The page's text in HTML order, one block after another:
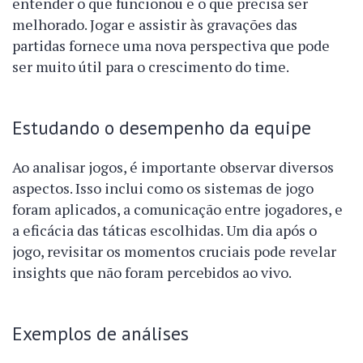
melhorado. Jogar e assistir às gravações das
partidas fornece uma nova perspectiva que pode
ser muito útil para o crescimento do time.
Estudando o desempenho da equipe
Ao analisar jogos, é importante observar diversos
aspectos. Isso inclui como os sistemas de jogo
foram aplicados, a comunicação entre jogadores, e
a eficácia das táticas escolhidas. Um dia após o
jogo, revisitar os momentos cruciais pode revelar
insights que não foram percebidos ao vivo.
Exemplos de análises